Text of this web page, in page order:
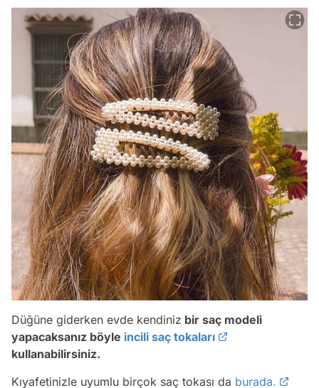
Düğüne giderken evde kendiniz bir saç modeli
yapacaksanız böyle incili saç tokaları
kullanabilirsiniz.
Kıyafetinizle uyumlu birçok saç tokası da burada.